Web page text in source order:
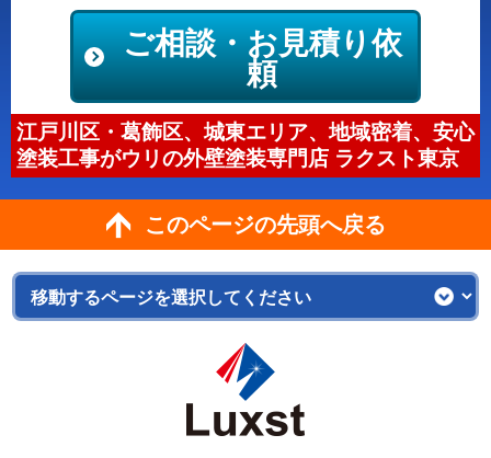
ご相談・お見積り依
頼
江戸川区・葛飾区、城東エリア、地域密着、安心
塗装工事がウリの外壁塗装専門店 ラクスト東京
このページの先頭へ戻る